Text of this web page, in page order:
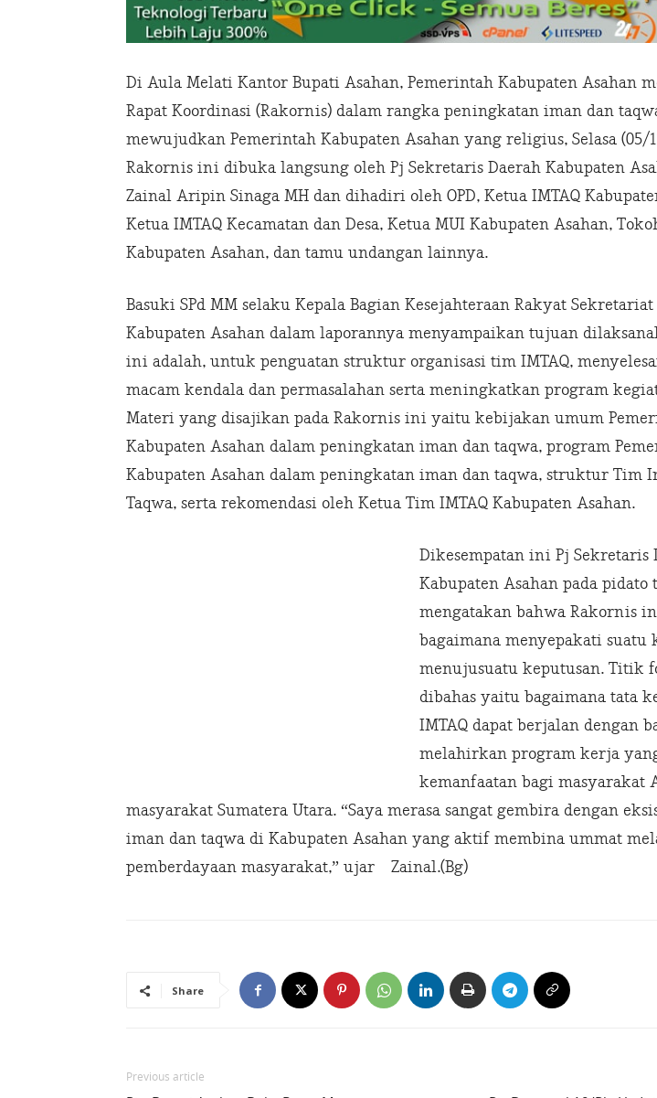
Di Aula Melati Kantor Bupati Asahan, Pemerintah Kabupaten Asahan
Rapat Koordinasi (Rakornis) dalam rangka peningkatan iman dan
mewujudkan Pemerintah Kabupaten Asahan yang religius, Selasa (05/
Rakornis ini dibuka langsung oleh Pj Sekretaris Daerah Kabupaten
Zainal Aripin Sinaga MH dan dihadiri oleh OPD, Ketua IMTAQ
Ketua IMTAQ Kecamatan dan Desa, Ketua MUI Kabupaten Asahan,
Kabupaten Asahan, dan tamu undangan lainnya.
Basuki SPd MM selaku Kepala Bagian Kesejahteraan Rakyat
Kabupaten Asahan dalam laporannya menyampaikan tujuan
ini adalah, untuk penguatan struktur organisasi tim IMTAQ,
macam kendala dan permasalahan serta meningkatkan program
Materi yang disajikan pada Rakornis ini yaitu kebijakan umum
Kabupaten Asahan dalam peningkatan iman dan taqwa, program
Kabupaten Asahan dalam peningkatan iman dan taqwa, struktur Tim
Taqwa, serta rekomendasi oleh Ketua Tim IMTAQ Kabupaten Asahan.
Dikesempatan ini Pj Sekretaris
Kabupaten Asahan pada
mengatakan bahwa Rakornis
bagaimana menyepakati suatu
menujusuatu keputusan. Titik
dibahas yaitu bagaimana tata
IMTAQ dapat berjalan dengan
melahirkan program kerja
kemanfaatan bagi masyarakat
masyarakat Sumatera Utara. “Saya merasa sangat gembira dengan
iman dan taqwa di Kabupaten Asahan yang aktif membina ummat
pemberdayaan masyarakat,” ujar Zainal.(Bg)
Share
Previous article